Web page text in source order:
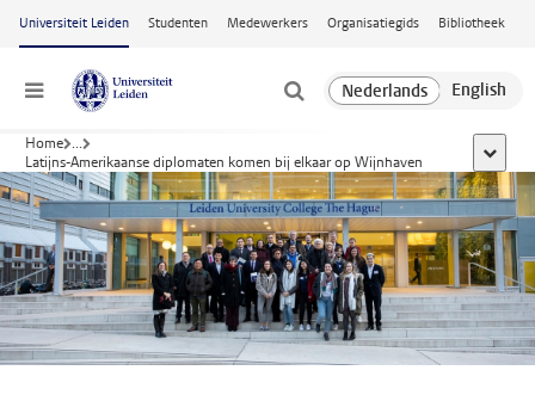
Ga naar hoofdinhoud
Universiteit Leiden Studenten Medewerkers Organisatiegids Bibliotheek
Menu
Home ...
Latijns-Amerikaanse diplomaten komen bij elkaar op Wijnhaven
toon